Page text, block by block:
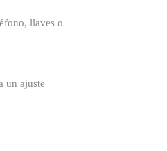
llaves o
un ajuste